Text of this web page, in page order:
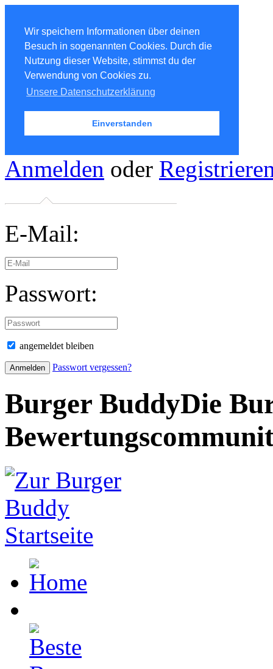
Wir speichern Informationen über deinen
Besuch in sogenannten Cookies. Durch die
Nutzung dieser Website, stimmst du der
Verwendung von Cookies zu.
Unsere Datenschutzerklärung
Einverstanden
Anmelden oder
E-Mail:
Passwort:
angemeldet bleiben
Passwort vergessen?
Burger BuddyDie